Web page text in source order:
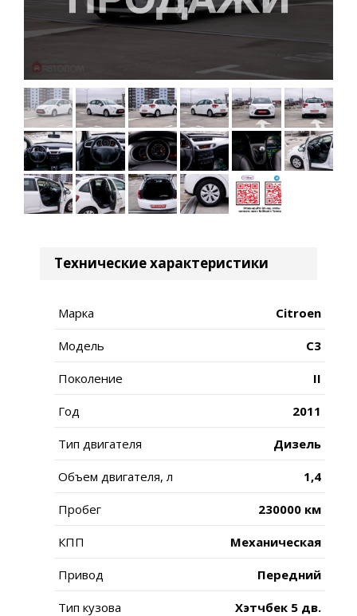
Технические характеристики
Марка Citroen
Модель C3
Поколение II
Год 2011
Тип двигателя Дизель
Объем двигателя, л 1,4
Пробег 230000 км
КПП Механическая
Привод Передний
Тип кузова Хэтчбек 5 дв.